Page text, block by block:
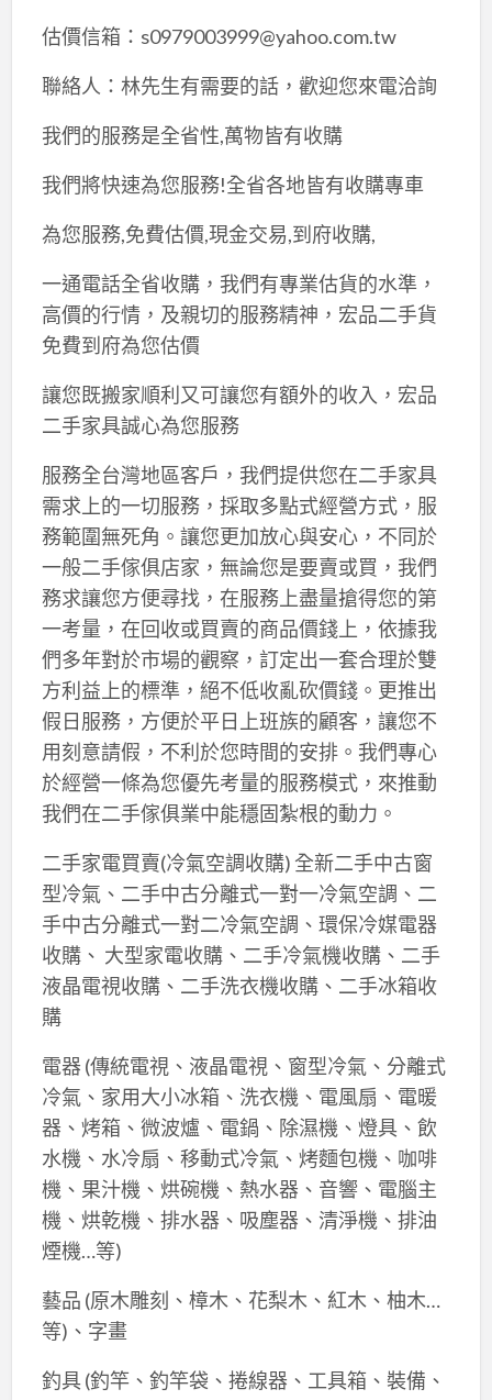
估價信箱：s0979003999@yahoo.com.tw
聯絡人：林先生有需要的話，歡迎您來電洽詢
我們的服務是全省性,萬物皆有收購
我們將快速為您服務!全省各地皆有收購專車
為您服務,免費估價,現金交易,到府收購,
一通電話全省收購，我們有專業估貨的水準，
高價的行情，及親切的服務精神，宏品二手貨
免費到府為您估價
讓您既搬家順利又可讓您有額外的收入，宏品
二手家具誠心為您服務
服務全台灣地區客戶，我們提供您在二手家具
需求上的一切服務，採取多點式經營方式，服
務範圍無死角。讓您更加放心與安心，不同於
一般二手傢俱店家，無論您是要賣或買，我們
務求讓您方便尋找，在服務上盡量搶得您的第
一考量，在回收或買賣的商品價錢上，依據我
們多年對於市場的觀察，訂定出一套合理於雙
方利益上的標準，絕不低收亂砍價錢。更推出
假日服務，方便於平日上班族的顧客，讓您不
用刻意請假，不利於您時間的安排。我們專心
於經營一條為您優先考量的服務模式，來推動
我們在二手傢俱業中能穩固紮根的動力。
二手家電買賣(冷氣空調收購) 全新二手中古窗
型冷氣、二手中古分離式一對一冷氣空調、二
手中古分離式一對二冷氣空調、環保冷媒電器
收購、 大型家電收購、二手冷氣機收購、二手
液晶電視收購、二手洗衣機收購、二手冰箱收
購
電器 (傳統電視、液晶電視、窗型冷氣、分離式
冷氣、家用大小冰箱、洗衣機、電風扇、電暖
器、烤箱、微波爐、電鍋、除濕機、燈具、飲
水機、水冷扇、移動式冷氣、烤麵包機、咖啡
機、果汁機、烘碗機、熱水器、音響、電腦主
機、烘乾機、排水器、吸塵器、清淨機、排油
煙機…等)
藝品 (原木雕刻、樟木、花梨木、紅木、柚木…
等)、字畫
釣具 (釣竿、釣竿袋、捲線器、工具箱、裝備、